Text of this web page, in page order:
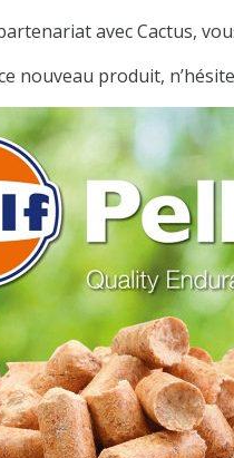
avec Cactus,
nouveau produit,